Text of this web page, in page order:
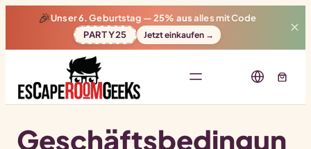
🎉Unser 6. Geburtstag —25% ausalles mit Code
PARTY25
Jetzt einkaufen →
✕
Geschäftsbedingun